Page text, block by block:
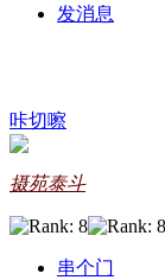
发消息
咔切嚓
摄苑泰斗
串个门